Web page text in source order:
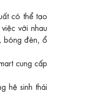
có thể tạo
với nhau
bóng đèn, ổ
cung cấp
hệ sinh thái